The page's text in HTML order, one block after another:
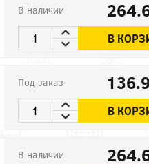
В наличии
В
Под заказ
В
В наличии